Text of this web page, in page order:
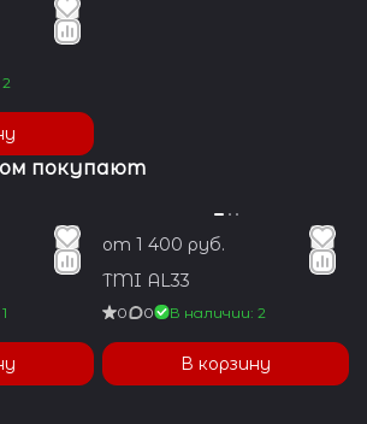
покупают
от 1 400 руб.
TMI AL33
0 0 В наличии: 2
В корзину